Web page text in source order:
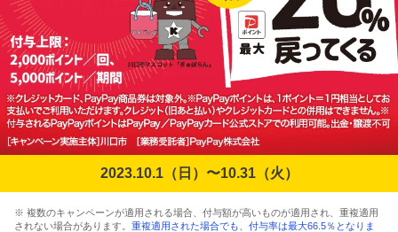
2023.10.1（日）〜10.31（火）
※ 複数のキャンペーンが適用される場合、付与額が高いものが適用され、重複適用
されない場合があります。 重複適用された場合でも、付与率は最大66.5％となりま